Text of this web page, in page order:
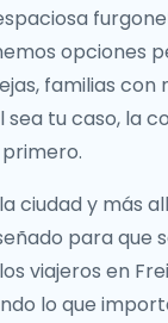
opciones
familias con
sea tu caso, la
ciudad y más
para que
viajeros en
lo que